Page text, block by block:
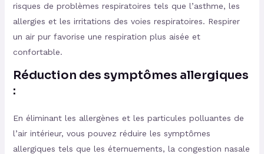
risques de problèmes respiratoires tels que l’asthme, les
allergies et les irritations des voies respiratoires. Respirer
un air pur favorise une respiration plus aisée et
confortable.
Réduction des symptômes allergiques
:
En éliminant les allergènes et les particules polluantes de
l’air intérieur, vous pouvez réduire les symptômes
allergiques tels que les éternuements, la congestion nasale